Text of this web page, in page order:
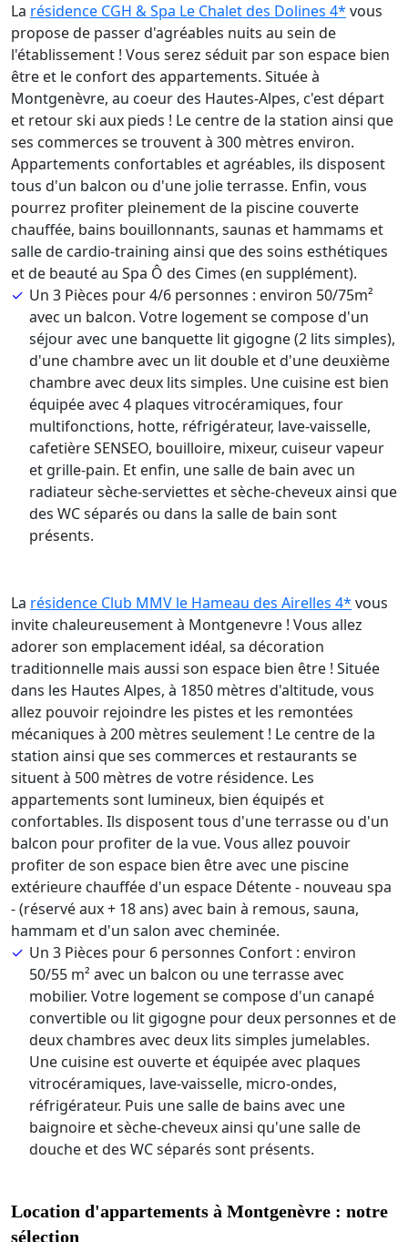
La résidence CGH & Spa Le Chalet des Dolines 4* vous
propose de passer d'agréables nuits au sein de
l'établissement ! Vous serez séduit par son espace bien
être et le confort des appartements. Située à
Montgenèvre, au coeur des Hautes-Alpes, c'est départ
et retour ski aux pieds ! Le centre de la station ainsi que
ses commerces se trouvent à 300 mètres environ.
Appartements confortables et agréables, ils disposent
tous d'un balcon ou d'une jolie terrasse. Enfin, vous
pourrez profiter pleinement de la piscine couverte
chauffée, bains bouillonnants, saunas et hammams et
salle de cardio-training ainsi que des soins esthétiques
et de beauté au Spa Ô des Cimes (en supplément).
Un 3 Pièces pour 4/6 personnes : environ 50/75m²
avec un balcon. Votre logement se compose d'un
séjour avec une banquette lit gigogne (2 lits simples),
d'une chambre avec un lit double et d'une deuxième
chambre avec deux lits simples. Une cuisine est bien
équipée avec 4 plaques vitrocéramiques, four
multifonctions, hotte, réfrigérateur, lave-vaisselle,
cafetière SENSEO, bouilloire, mixeur, cuiseur vapeur
et grille-pain. Et enfin, une salle de bain avec un
radiateur sèche-serviettes et sèche-cheveux ainsi que
des WC séparés ou dans la salle de bain sont
présents.
La résidence Club MMV le Hameau des Airelles 4* vous
invite chaleureusement à Montgenevre ! Vous allez
adorer son emplacement idéal, sa décoration
traditionnelle mais aussi son espace bien être ! Située
dans les Hautes Alpes, à 1850 mètres d'altitude, vous
allez pouvoir rejoindre les pistes et les remontées
mécaniques à 200 mètres seulement ! Le centre de la
station ainsi que ses commerces et restaurants se
situent à 500 mètres de votre résidence. Les
appartements sont lumineux, bien équipés et
confortables. Ils disposent tous d'une terrasse ou d'un
balcon pour profiter de la vue. Vous allez pouvoir
profiter de son espace bien être avec une piscine
extérieure chauffée d'un espace Détente - nouveau spa
- (réservé aux + 18 ans) avec bain à remous, sauna,
hammam et d'un salon avec cheminée.
Un 3 Pièces pour 6 personnes Confort : environ
50/55 m² avec un balcon ou une terrasse avec
mobilier. Votre logement se compose d'un canapé
convertible ou lit gigogne pour deux personnes et de
deux chambres avec deux lits simples jumelables.
Une cuisine est ouverte et équipée avec plaques
vitrocéramiques, lave-vaisselle, micro-ondes,
réfrigérateur. Puis une salle de bains avec une
baignoire et sèche-cheveux ainsi qu'une salle de
douche et des WC séparés sont présents.
Location d'appartements à Montgenèvre : notre
sélection